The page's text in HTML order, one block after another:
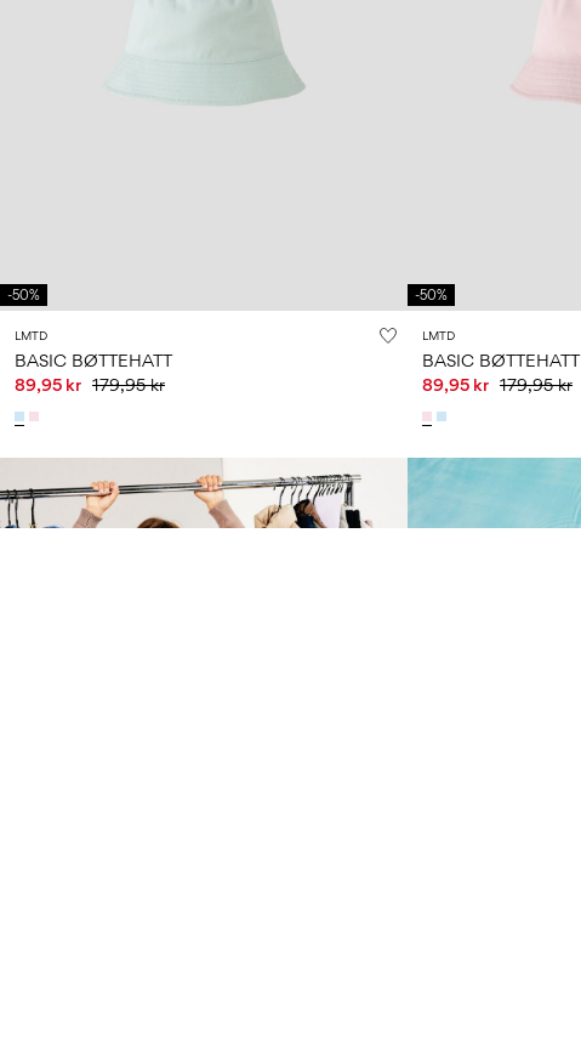
-50%
LMTD
BASIC BØTTEHATT
89,95 kr 179,95 kr
-50%
LMTD
BASIC BØTTEHATT
89,95 kr 179,95 kr